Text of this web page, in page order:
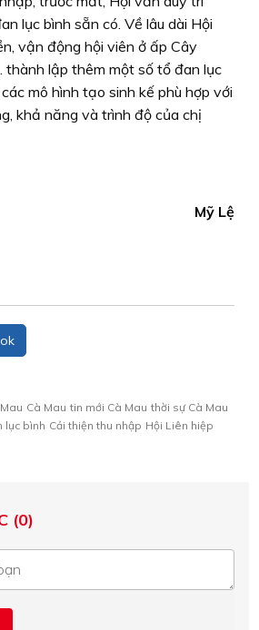
lục bình sẵn có. Về lâu dài Hội
vận động hội viên ở ấp Cây
thành lập thêm một số tổ đan lục
mô hình tạo sinh kế phù hợp với
khả năng và trình độ của chị
Mỹ Lệ
Cà Mau tin mới Cà Mau thời sự Cà Mau
lục bình Cải thiện thu nhập Hội Liên hiệp
(0)